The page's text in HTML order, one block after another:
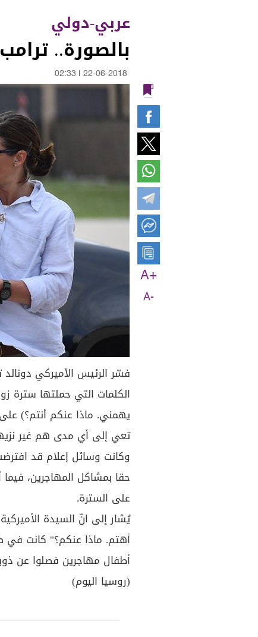
عربي-دولي
بالصورة..
22-06-2018
02:33
A+
A-
فسّر الرئيس الأميركي
الكلمات التي حملتها سترة
يهمني. ماذا عنكم أنتم؟) على
تعي إلى أي مدى هم غير
وكانت وسائل إعلام قد
حقا بمشاكل المهاجرين،
على السترة.
يُشار إلى انّ السيدة
أهتم. ماذا عنكم؟" كانت في
أطفال مهاجرين فصلوا عن
(روسيا اليوم)